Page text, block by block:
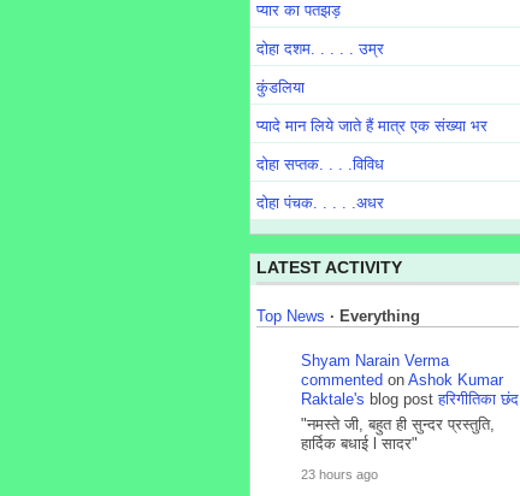
प्यार का पतझड़
दोहा दशम. . . . . उम्र
कुंडलिया
प्यादे मान लिये जाते हैं मात्र एक संख्या भर
दोहा सप्तक. . . .विविध
दोहा पंचक. . . . .अधर
LATEST ACTIVITY
Top News · Everything
Shyam Narain Verma
commented on Ashok Kumar
Raktale's blog postहरिगीतिका छंद
"नमस्ते जी, बहुत ही सुन्दर प्रस्तुति,
हार्दिक बधाई l सादर"
23 hours ago